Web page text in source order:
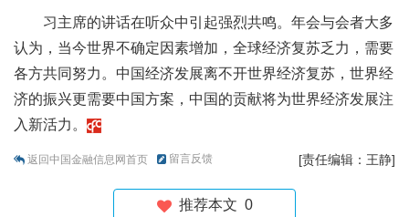
习主席的讲话在听众中引起强烈共鸣。年会与会者大多
认为，当今世界不确定因素增加，全球经济复苏乏力，需要
各方共同努力。中国经济发展离不开世界经济复苏，世界经
济的振兴更需要中国方案，中国的贡献将为世界经济发展注
入新活力。
返回中国金融信息网首页 留言反馈 [责任编辑：王静]
推荐本文 0